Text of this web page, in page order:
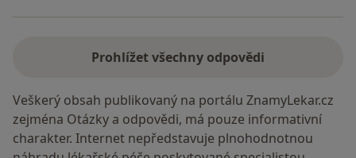
Prohlížet všechny odpovědi
Veškerý obsah publikovaný na portálu ZnamyLekar.cz
zejména Otázky a odpovědi, má pouze informativní
charakter. Internet nepředstavuje plnohodnotnou